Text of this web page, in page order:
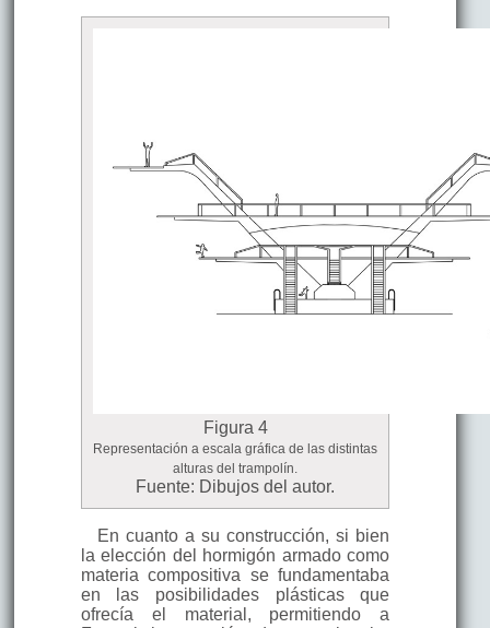
Figura 4
Representación a escala gráfica de las distintas
alturas del trampolín.
Fuente: Dibujos del autor.
En cuanto a su construcción, si bien
la elección del hormigón armado como
materia compositiva se fundamentaba
en las posibilidades plásticas que
ofrecía el material, permitiendo a